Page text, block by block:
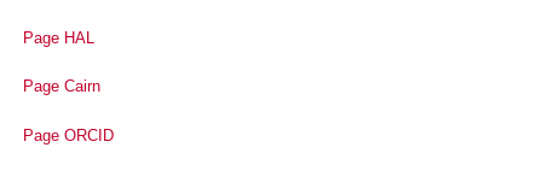
Page HAL
Page Cairn
Page ORCID